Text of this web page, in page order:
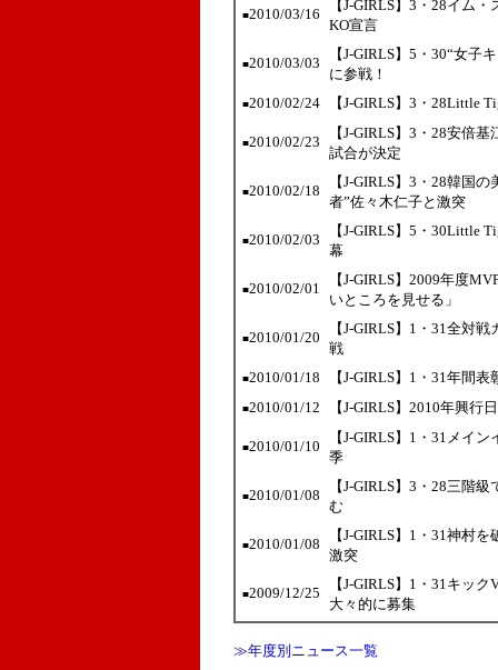
■2010/03/16
【J-GIRLS】3・28イム
KO宣言
■2010/03/03
【J-GIRLS】5・30“女子
に参戦！
■2010/02/24 【J-GIRLS】3・28Little
■2010/02/23
【J-GIRLS】3・28安倍
試合が決定
■2010/02/18
【J-GIRLS】3・28韓国
者”佐々木仁子と激突
■2010/02/03
【J-GIRLS】5・30Little
幕
■2010/02/01
【J-GIRLS】2009年度
いところを見せる」
■2010/01/20
【J-GIRLS】1・31全対
戦
■2010/01/18 【J-GIRLS】1・31年間
■2010/01/12 【J-GIRLS】2010年興
■2010/01/10
【J-GIRLS】1・31メイ
季
■2010/01/08
【J-GIRLS】3・28三階
む
■2010/01/08
【J-GIRLS】1・31神村
激突
■2009/12/25
【J-GIRLS】1・31キッ
大々的に募集
≫年度別ニュース一覧